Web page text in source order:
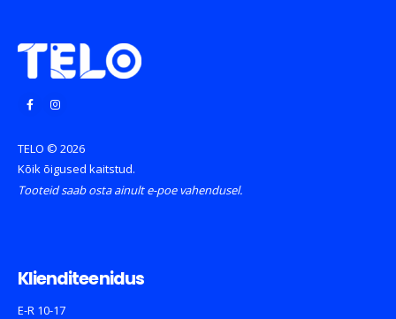
TELO © 2026
Kõik õigused kaitstud.
Tooteid saab osta ainult e-poe vahendusel.
Klienditeenidus
E-R 10-17